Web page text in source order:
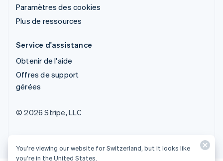
Paramètres des cookies
Plus de ressources
Service d'assistance
Obtenir de l'aide
Offres de support
gérées
© 2026 Stripe, LLC
You’re viewing our website for Switzerland, but it looks like
you’re in the United States.